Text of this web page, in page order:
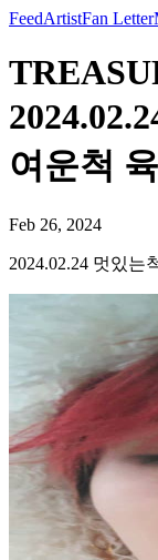
FeedArtistFan Letter
여운척
Feb 26, 2024
2024.02.24 멋있는